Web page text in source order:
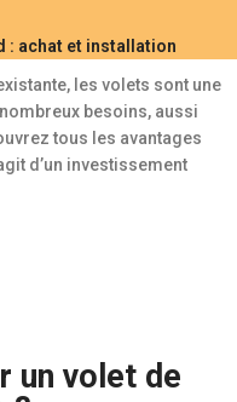
: achat et installation
les volets sont une
besoins, aussi
tous les avantages
d’un investissement
un volet de